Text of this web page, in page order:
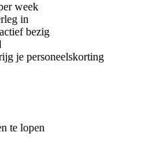
week
in
bezig
je personeelskorting
te lopen